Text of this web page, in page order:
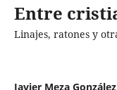
Entre
Linajes, ratones y
Javier Meza González